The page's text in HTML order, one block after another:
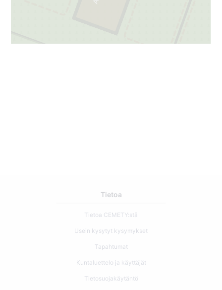
Tietoa
Tietoa CEMETY:stä
Usein kysytyt kysymykset
Tapahtumat
Kuntaluettelo ja käyttäjät
Tietosuojakäytäntö